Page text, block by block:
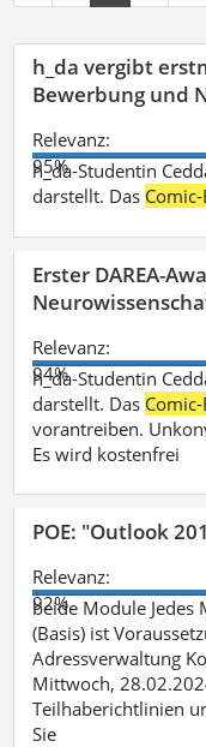
h_da vergibt
Bewerbung und
Relevanz:
95%
h_da-Studentin
darstellt. Das
Erster DAREA-
Relevanz:
94%
h_da-Studentin
darstellt. Das
vorantreiben.
Es wird kostenfrei
POE: "Outlook
Relevanz:
92%
beide Module Jedes
(Basis) ist
Adressverwaltung
Mittwoch,
Teilhaberichtlinien
Sie